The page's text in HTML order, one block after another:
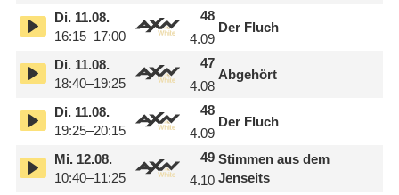
Di.11.08.
16:15–17:00
48
4.09
Der Fluch
Di.11.08.
18:40–19:25
47
4.08
Abgehört
Di.11.08.
19:25–20:15
48
4.09
Der Fluch
Mi.12.08.
10:40–11:25
49
4.10
Stimmen aus dem
Jenseits